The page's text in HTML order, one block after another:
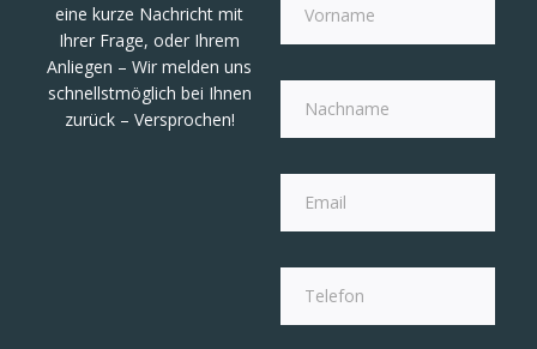
eine kurze Nachricht mit
Ihrer Frage, oder Ihrem
Anliegen – Wir melden uns
schnellstmöglich bei Ihnen
zurück – Versprochen!